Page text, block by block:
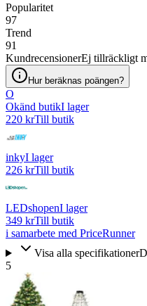
Popularitet
97
Trend
91
KundrecensionerEj tillräckligt
Hur beräknas poängen?
O
Okänd butikI lager
220 krTill butik
inkyI lager
226 krTill butik
LEDshopenI lager
349 krTill butik
i samarbete med PriceRunner
Visa alla specifikationer
5